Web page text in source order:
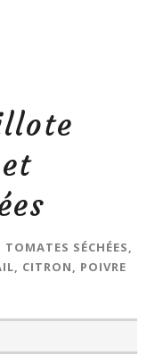
TOMATES SÉCHÉES,
CITRON, POIVRE